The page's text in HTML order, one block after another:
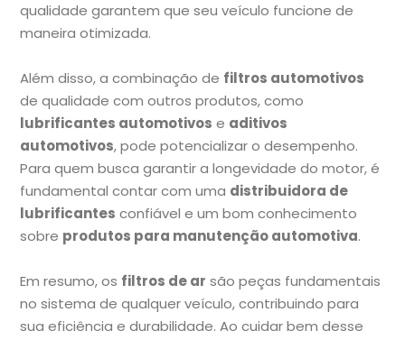
qualidade garantem que seu veículo funcione de
maneira otimizada.
Além disso, a combinação de filtros automotivos
de qualidade com outros produtos, como
lubrificantes automotivos e aditivos
automotivos, pode potencializar o desempenho.
Para quem busca garantir a longevidade do motor, é
fundamental contar com uma distribuidora de
lubrificantes confiável e um bom conhecimento
sobre produtos para manutenção automotiva.
Em resumo, os filtros de ar são peças fundamentais
no sistema de qualquer veículo, contribuindo para
sua eficiência e durabilidade. Ao cuidar bem desse